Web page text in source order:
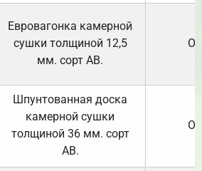
Евровагонка камерной
сушки толщиной 12,5
мм. сорт АВ.
Шпунтованная доска
камерной сушки
толщиной 36 мм. сорт
АВ.